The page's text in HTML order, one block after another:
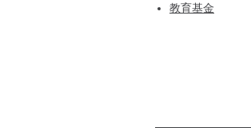
​教育基金